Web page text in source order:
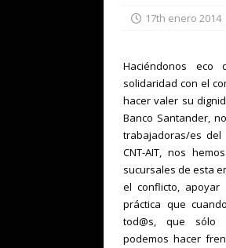
17th enero 2014
Haciéndonos eco
solidaridad con el
hacer valer su
Banco Santander,
trabajadoras/es
CNT-AIT, nos
sucursales de esta
el conflicto,
práctica que
tod@s, que sólo
podemos hacer